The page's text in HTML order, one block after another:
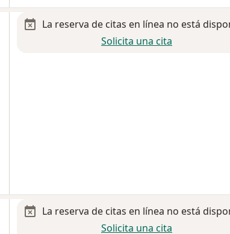
La reserva de citas en línea no está
Solicita una cita
La reserva de citas en línea no está
Solicita una cita